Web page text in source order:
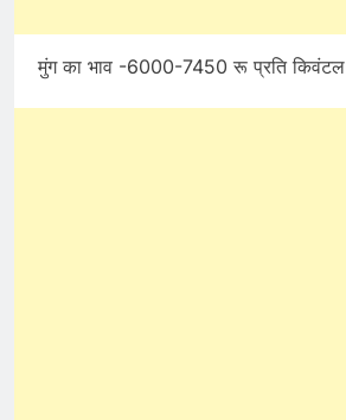
मुंग का भाव -6000-7450 रू प्रति किवंटल